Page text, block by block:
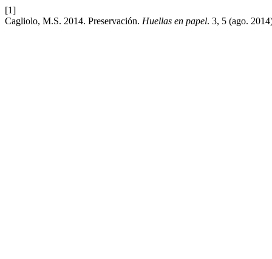
[1]
Cagliolo, M.S. 2014. Preservación. Huellas en papel. 3, 5 (ago.